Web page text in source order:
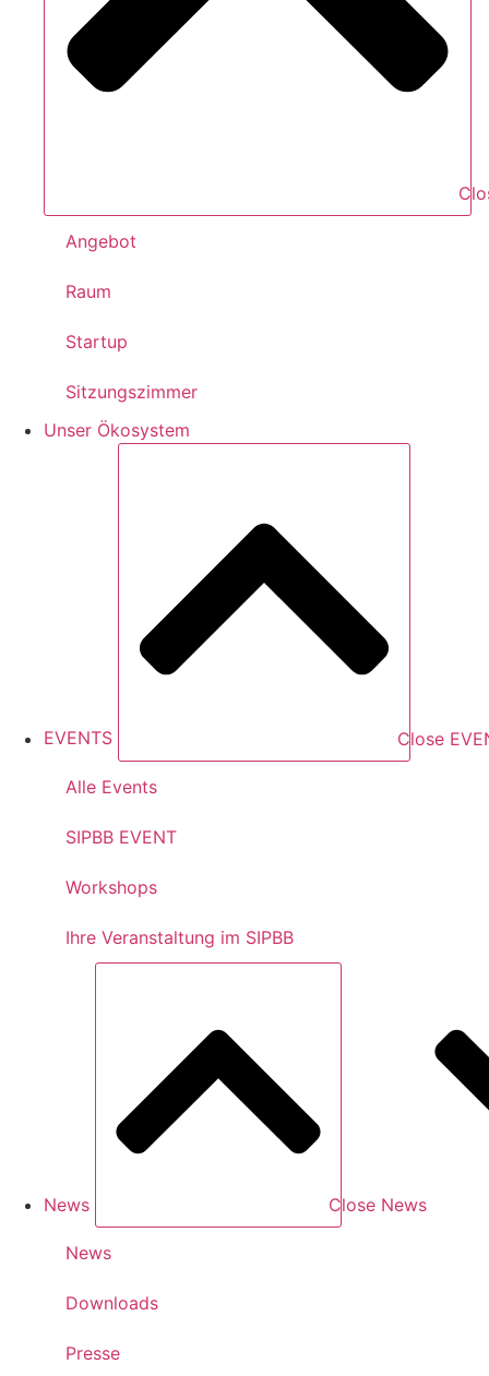
Angebot
Raum
Startup
Sitzungszimmer
Unser Ökosystem
EVENTS Close
Alle Events
SIPBB EVENT
Workshops
Ihre Veranstaltung im SIPBB
News Close News
News
Downloads
Presse